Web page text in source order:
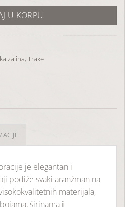
220 RSD.
U KORPU
zaliha, Trake
je elegantan i
podiže svaki aranžman na
materijala,
širinama i